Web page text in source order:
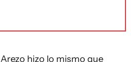
Arezo hizo lo mismo que